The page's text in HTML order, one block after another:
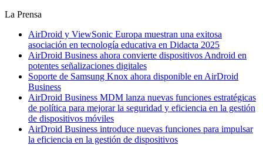
La Prensa
AirDroid y ViewSonic Europa muestran una exitosa
asociación en tecnología educativa en Didacta 2025
AirDroid Business ahora convierte dispositivos Android en
potentes señalizaciones digitales
Soporte de Samsung Knox ahora disponible en AirDroid
Business
AirDroid Business MDM lanza nuevas funciones estratégicas
de política para mejorar la seguridad y eficiencia en la gestión
de dispositivos móviles
AirDroid Business introduce nuevas funciones para impulsar
la eficiencia en la gestión de dispositivos